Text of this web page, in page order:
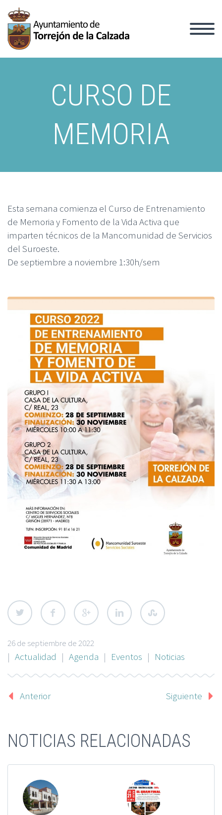
CURSO DE
MEMORIA
Esta semana comienza el Curso de Entrenamiento
de Memoria y Fomento de la Vida Activa que
imparten técnicos de la Mancomunidad de Servicios
del Suroeste.
De septiembre a noviembre 1:30h/sem
26 de septiembre de 2022
| Actualidad | Agenda | Eventos | Noticias
Anterior Siguiente
NOTICIAS RELACIONADAS